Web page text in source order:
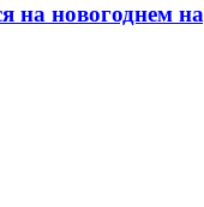
на новогоднем